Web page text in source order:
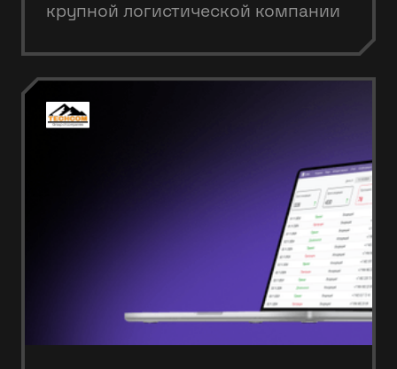
крупной логистической компании